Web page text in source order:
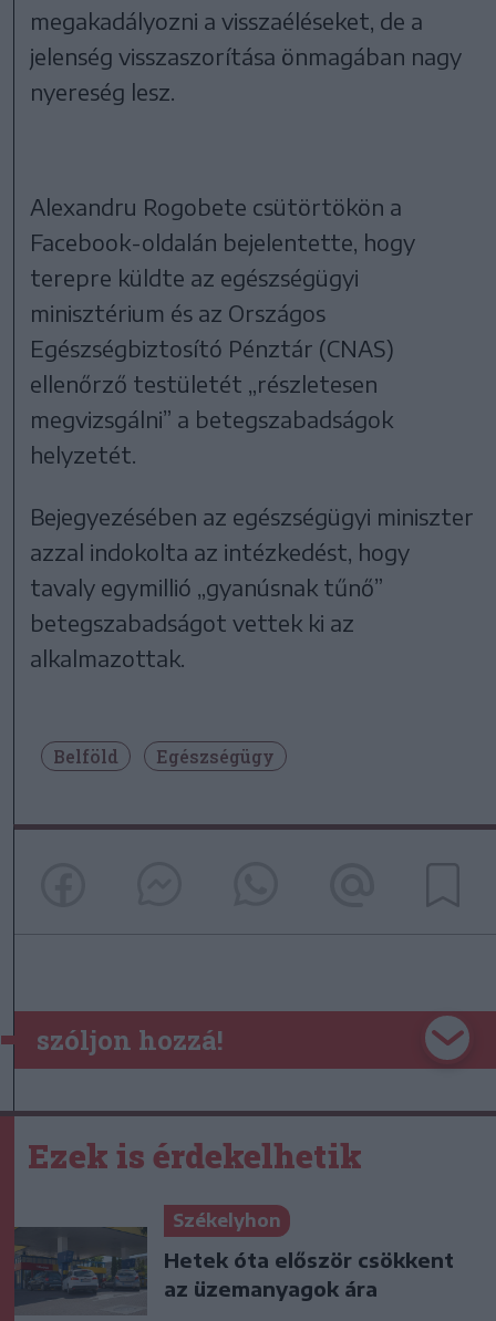
megakadályozni a visszaéléseket, de a
jelenség visszaszorítása önmagában nagy
nyereség lesz.
Alexandru Rogobete csütörtökön a
Facebook-oldalán bejelentette, hogy
terepre küldte az egészségügyi
minisztérium és az Országos
Egészségbiztosító Pénztár (CNAS)
ellenőrző testületét „részletesen
megvizsgálni” a betegszabadságok
helyzetét.
Bejegyezésében az egészségügyi miniszter
azzal indokolta az intézkedést, hogy
tavaly egymillió „gyanúsnak tűnő”
betegszabadságot vettek ki az
alkalmazottak.
Belföld Egészségügy
szóljon hozzá!
Ezek is érdekelhetik
Székelyhon
Hetek óta először csökkent
az üzemanyagok ára